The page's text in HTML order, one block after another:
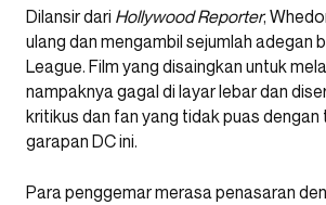
Dilansir dari Hollywood Reporter,
ulang dan mengambil sejumlah adegan
League. Film yang disaingkan untuk
nampaknya gagal di layar lebar dan
kritikus dan fan yang tidak puas dengan
garapan DC ini.
Para penggemar merasa penasaran